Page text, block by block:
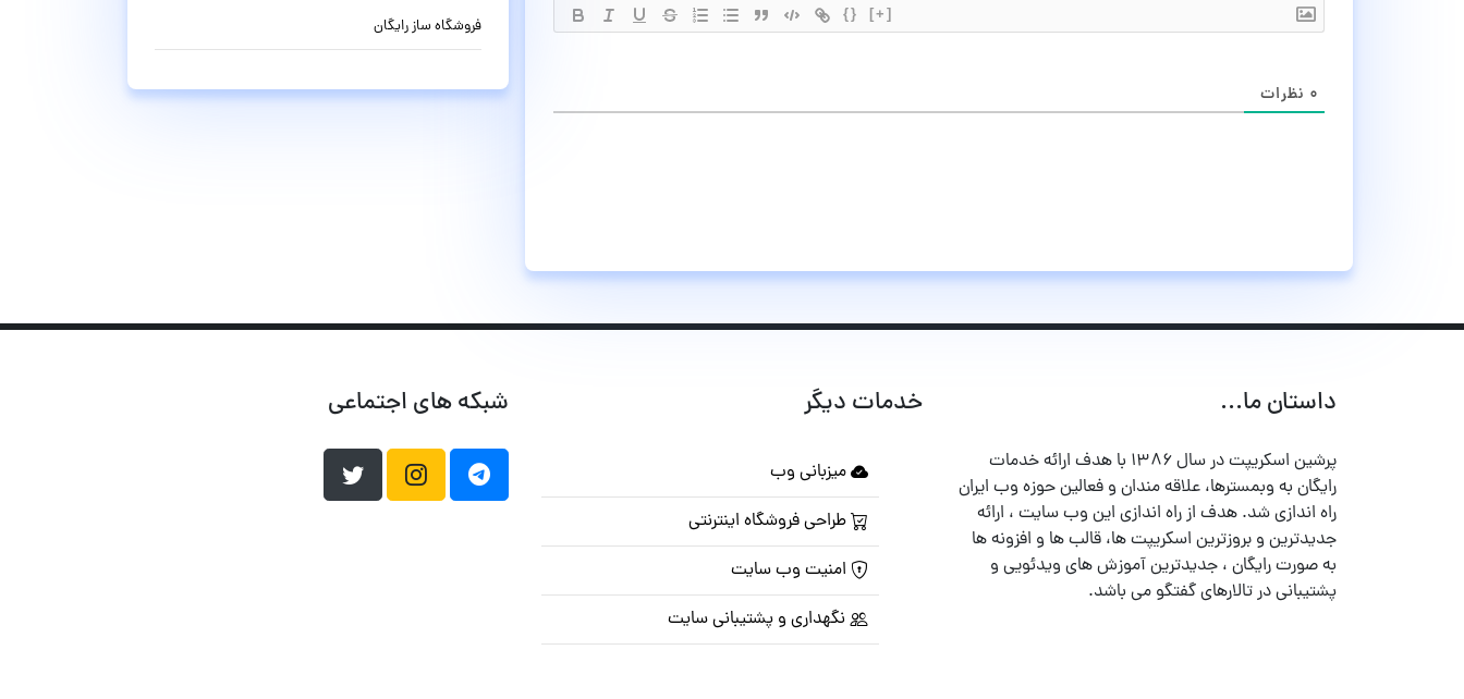
{} [+]
۰ نظرات
فروشگاه ساز رایگان
داستان ما...
پرشین اسکریپت در سال ۱۳۸۶ با هدف ارائه خدمات
رایگان به وبمسترها، علاقه مندان و فعالین حوزه وب ایران
راه اندازی شد. هدف از راه اندازی این وب سایت ، ارائه
جدیدترین و بروزترین اسکریپت ها، قالب ها و افزونه ها
به صورت رایگان ، جدیدترین آموزش های ویدئویی و
پشتیبانی در تالارهای گفتگو می باشد.
خدمات دیگر
میزبانی وب
طراحی فروشگاه اینترنتی
امنیت وب سایت
نگهداری و پشتیبانی سایت
شبکه های اجتماعی